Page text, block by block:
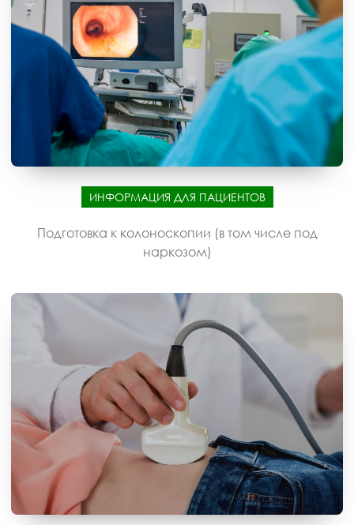
ИНФОРМАЦИЯ ДЛЯ ПАЦИЕНТОВ
Подготовка к колоноскопии (в том числе под
наркозом)